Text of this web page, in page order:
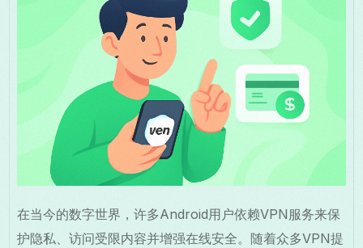
中文 (中国)
在当今的数字世界，许多Android用户依赖VPN服务来保
护隐私、访问受限内容并增强在线安全。随着众多VPN提